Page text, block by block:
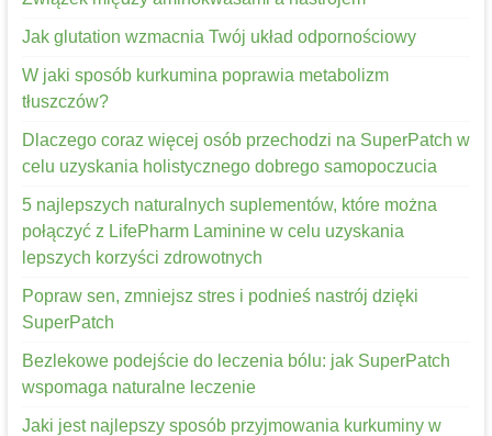
Jak glutation wzmacnia Twój układ odpornościowy
W jaki sposób kurkumina poprawia metabolizm
tłuszczów?
Dlaczego coraz więcej osób przechodzi na SuperPatch w
celu uzyskania holistycznego dobrego samopoczucia
5 najlepszych naturalnych suplementów, które można
połączyć z LifePharm Laminine w celu uzyskania
lepszych korzyści zdrowotnych
Popraw sen, zmniejsz stres i podnieś nastrój dzięki
SuperPatch
Bezlekowe podejście do leczenia bólu: jak SuperPatch
wspomaga naturalne leczenie
Jaki jest najlepszy sposób przyjmowania kurkuminy w